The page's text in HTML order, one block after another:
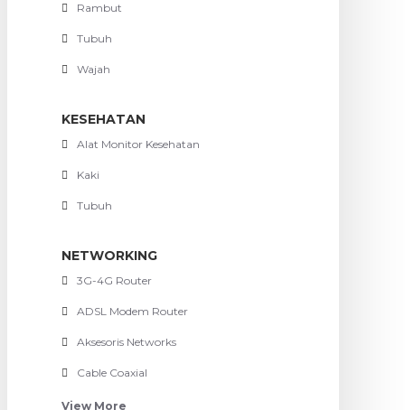
Rambut
Tubuh
Wajah
KESEHATAN
Alat Monitor Kesehatan
Kaki
Tubuh
NETWORKING
3G-4G Router
ADSL Modem Router
Aksesoris Networks
Cable Coaxial
View More